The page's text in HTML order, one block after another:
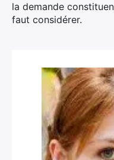
la demande
faut considérer.